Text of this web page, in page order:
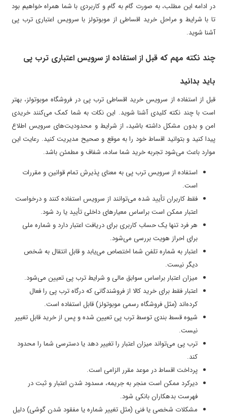
در ادامه این مطلب، به صورت گام به گام و کاربردی با شما همراه خواهیم بود
تا با شرایط و مراحل خرید اقساطی از موبوتولز با سرویس اعتباری ترب پی
آشنا شوید.
چند نکته مهم که قبل از استفاده از سرویس اعتباری ترب پی
باید بدانید
قبل از استفاده از سرویس خرید اقساطی ترب پی در فروشگاه موبوتولز، بهتر
است با چند نکته کلیدی آشنا شوید. این نکات به شما کمک می‌کنند خریدی
امن و بدون مشکل داشته باشید، از شرایط و محدودیت‌های سرویس اطلاع
پیدا کنید و بتوانید اقساط خود را به موقع و صحیح مدیریت کنید. رعایت این
موارد باعث می‌شود تجربه خرید شما ساده، شفاف و مطمئن باشد.
استفاده از سرویس ترب پی به معنای پذیرش تمام قوانین و مقررات
است.
فقط کاربران تأیید شده می‌توانند از سرویس استفاده کنند و درخواست
اعتبار ممکن است براساس معیارهای داخلی تأیید یا رد شود.
هر فرد تنها یک حساب کاربری برای دریافت اعتبار دارد و شماره ملی
برای احراز هویت بررسی می‌شود.
اعتبار به شماره تلفن شما اختصاص می‌یابد و قابل انتقال به شخص
دیگر نیست.
میزان اعتبار براساس سوابق مالی و شرایط ترب پی تعیین می‌شود.
اعتبار فقط برای خرید کالا از فروشندگانی که درگاه ترب پی را فعال
کرده‌اند (مثل فروشگاه رسمی موبوتولز) قابل استفاده است.
شیوه قسط بندی توسط ترب پی تعیین شده و پس از خرید قابل تغییر
نیست.
ترب پی می‌تواند میزان اعتبار را تغییر دهد یا دسترسی شما را محدود
کند.
پرداخت اقساط در موعد مقرر الزامی است.
دیرکرد ممکن است منجر به جریمه، مسدود شدن اعتبار و ثبت در
فهرست بدهکاران بانکی شود.
مشکلات شخصی یا فنی (مثل تغییر شماره یا مفقود شدن گوشی) دلیل